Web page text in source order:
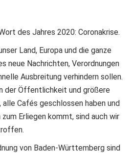
des Jahres 2020: Coronakrise.
Land, Europa und die ganze
neue Nachrichten, Verordnungen
Ausbreitung verhindern sollen.
der Öffentlichkeit und größere
Cafés geschlossen haben und
Erliegen kommt, sind auch wir
von Baden-Württemberg sind